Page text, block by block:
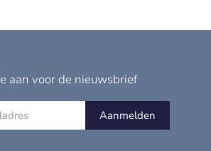
aan voor de nieuwsbrief
Aanmelden